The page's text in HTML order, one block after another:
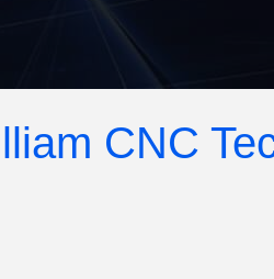
CNC